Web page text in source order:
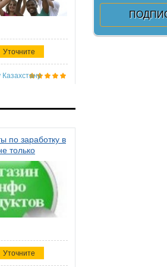
Уточните
Казахстану
по заработку в
только
Уточните